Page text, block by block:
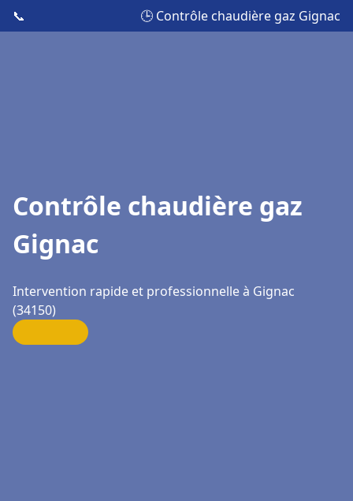
📞 🕒 Contrôle chaudière gaz Gignac
Contrôle chaudière gaz
Gignac
Intervention rapide et professionnelle à Gignac
(34150)